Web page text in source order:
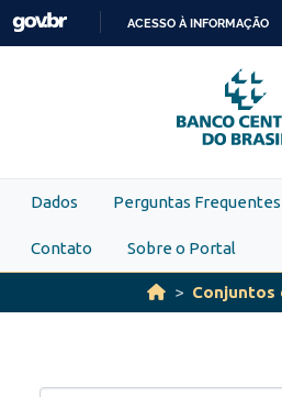
Skip to main content
PARA
O
ACESSO À INFORMAÇÃO
Dados Perguntas Frequentes
Contato Sobre o Portal
Conjuntos